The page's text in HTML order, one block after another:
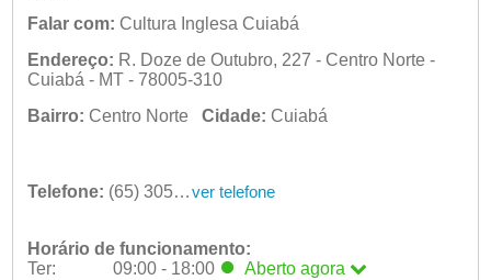
Falar com: Cultura Inglesa Cuiabá
Endereço: R. Doze de Outubro, 227 - Centro Norte -
Cuiabá - MT - 78005-310
Bairro: Centro Norte Cidade: Cuiabá
Telefone: (65) 3051-4900 ver telefone
Horário de funcionamento:
Ter:
09:00 - 18:00 Aberto agora